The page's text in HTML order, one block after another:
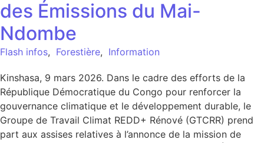
des Émissions du Mai-
Ndombe
Flash infos, Forestière, Information
Kinshasa, 9 mars 2026. Dans le cadre des efforts de la
République Démocratique du Congo pour renforcer la
gouvernance climatique et le développement durable, le
Groupe de Travail Climat REDD+ Rénové (GTCRR) prend
part aux assises relatives à l’annonce de la mission de